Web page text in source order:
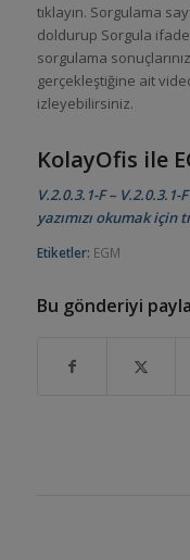
tıklayın. Sorgulama
doldurup Sorgula
sorgulama
gerçekleştiğine ait
izleyebilirsiniz.
KolayOfis ile
V.2.0.3.1-F –
yazımızı okumak için
Etiketler: EGM
Bu gönderiyi